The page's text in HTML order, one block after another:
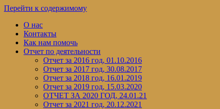
Перейти к содержимому
О нас
Контакты
Как нам помочь
Отчет по деятельности
Отчет за 2016 год, 01.10.2016
Отчет за 2017 год, 30.08.2017
Отчет за 2018 год, 16.01.2019
Отчет за 2019 год, 15.03.2020
ОТЧЕТ ЗА 2020 ГОД, 24.01.21
Отчет за 2021 год, 20.12.2021